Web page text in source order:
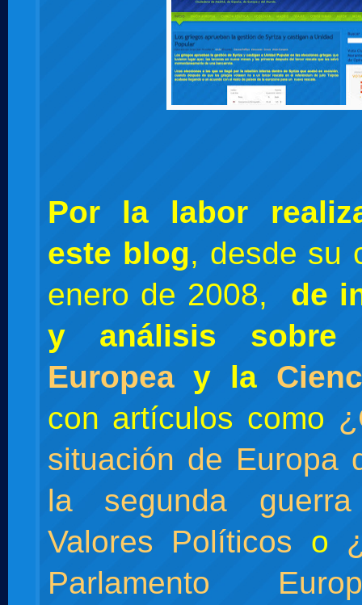
Por la labor
este blog, desde su
enero de 2008, de
y análisis
Europeay la
con artículos como
situación de Europa
la segunda guerra
Valores Políticos o
Parlamento